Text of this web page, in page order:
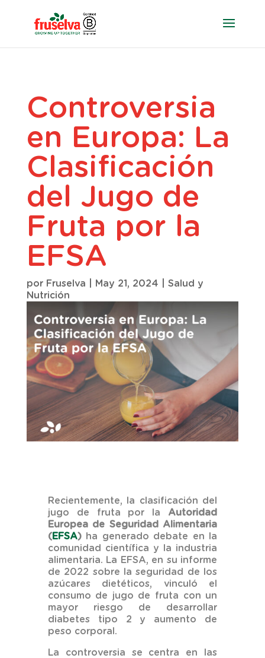
Controversia
en Europa: La
Clasificación
del Jugo de
Fruta por la
EFSA
por Fruselva May 21, 2024
Salud y
Nutrición
Recientemente, la clasificación del
jugo de fruta por la Autoridad
Europea de Seguridad Alimentaria
(EFSA)ha generado debate en la
comunidad científica y la industria
alimentaria. La EFSA, en su informe
de 2022 sobre la seguridad de los
azúcares dietéticos, vinculó el
consumo de jugo de fruta con un
mayor riesgo de desarrollar
diabetes tipo 2 y aumento de
peso corporal.
La controversia se centra en las